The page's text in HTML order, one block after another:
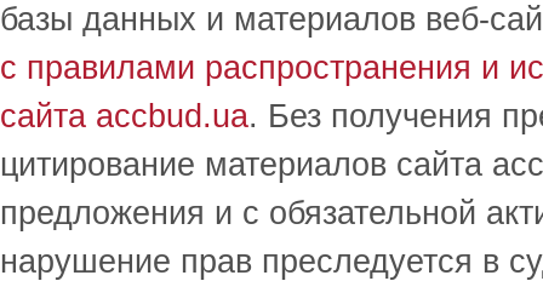
базы данных и материалов веб-
с правилами распространения и
сайта accbud.ua. Без получения
цитирование материалов сайта
предложения и с обязательной
нарушение прав преследуется в